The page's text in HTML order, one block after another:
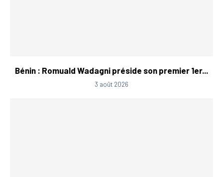
Bénin : Romuald Wadagni préside son premier 1er...
3 août 2026